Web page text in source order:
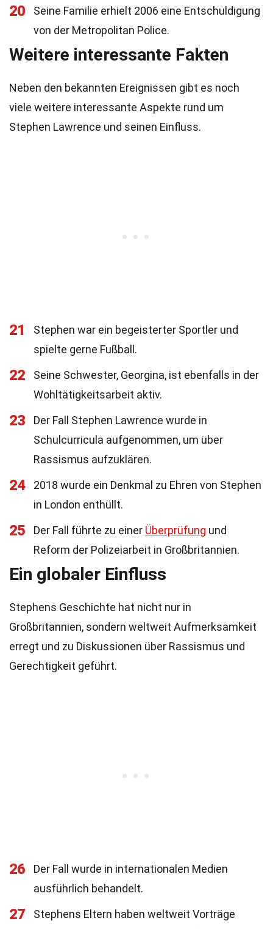
20
Seine Familie erhielt 2006 eine Entschuldigung
von der Metropolitan Police.
Weitere interessante Fakten
Neben den bekannten Ereignissen gibt es noch
viele weitere interessante Aspekte rund um
Stephen Lawrence und seinen Einfluss.
21
Stephen war ein begeisterter Sportler und
spielte gerne Fußball.
22
Seine Schwester, Georgina, ist ebenfalls in der
Wohltätigkeitsarbeit aktiv.
23
Der Fall Stephen Lawrence wurde in
Schulcurricula aufgenommen, um über
Rassismus aufzuklären.
24
2018 wurde ein Denkmal zu Ehren von Stephen
in London enthüllt.
25 Der Fall führte zu einer Überprüfung und
Reform der Polizeiarbeit in Großbritannien.
Ein globaler Einfluss
Stephens Geschichte hat nicht nur in
Großbritannien, sondern weltweit Aufmerksamkeit
erregt und zu Diskussionen über Rassismus und
Gerechtigkeit geführt.
26
Der Fall wurde in internationalen Medien
ausführlich behandelt.
27
Stephens Eltern haben weltweit Vorträge